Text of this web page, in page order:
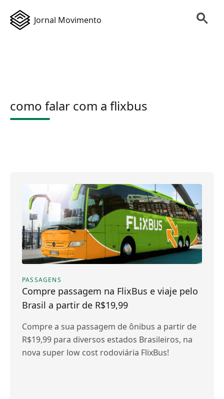
Jornal Movimento
como falar com a flixbus
PASSAGENS
Compre passagem na FlixBus e viaje pelo
Brasil a partir de R$19,99
Compre a sua passagem de ônibus a partir de
R$19,99 para diversos estados Brasileiros, na
nova super low cost rodoviária FlixBus!